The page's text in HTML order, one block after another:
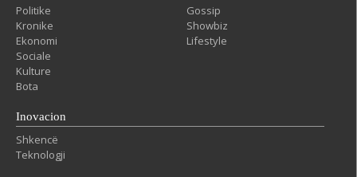
Politike
Kronike
Ekonomi
Sociale
Kulture
Bota
Gossip
Showbiz
Lifestyle
Inovacion
Shkencë
Teknologji